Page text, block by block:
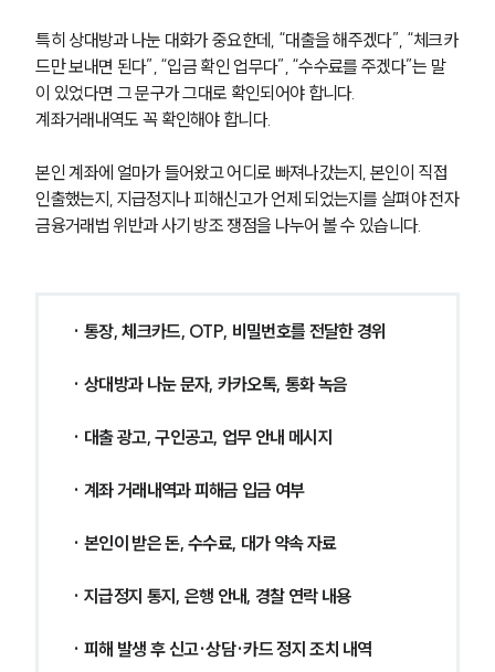
특히 상대방과 나눈 대화가 중요한데, “대출을 해주겠다”, “체크카
드만 보내면 된다”, “입금 확인 업무다”, “수수료를 주겠다”는 말
이 있었다면 그 문구가 그대로 확인되어야 합니다.
계좌거래내역도 꼭 확인해야 합니다.
본인 계좌에 얼마가 들어왔고 어디로 빠져나갔는지, 본인이 직접
인출했는지, 지급정지나 피해신고가 언제 되었는지를 살펴야 전자
금융거래법 위반과 사기 방조 쟁점을 나누어 볼 수 있습니다.
· 통장, 체크카드, OTP, 비밀번호를 전달한 경위
· 상대방과 나눈 문자, 카카오톡, 통화 녹음
· 대출 광고, 구인공고, 업무 안내 메시지
· 계좌 거래내역과 피해금 입금 여부
· 본인이 받은 돈, 수수료, 대가 약속 자료
· 지급정지 통지, 은행 안내, 경찰 연락 내용
· 피해 발생 후 신고·상담·카드 정지 조치 내역